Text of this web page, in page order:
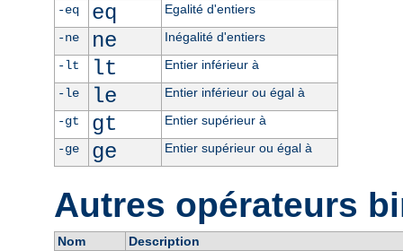
-eq
eq
Egalité d'entiers
-ne
ne
Inégalité d'entiers
-lt
lt
Entier inférieur à
-le
le
Entier inférieur ou égal à
-gt
gt
Entier supérieur à
-ge
ge Entier supérieur ou égal à
Autres opérateurs
Nom
Description